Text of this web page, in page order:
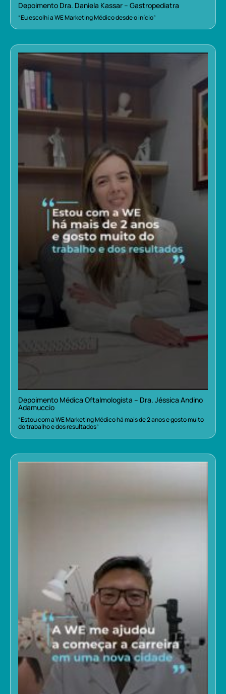
Depoimento Dra. Daniela Kassar – Gastropediatra
“Eu escolhi a WE Marketing Médico desde o início”
Depoimento Médica Oftalmologista – Dra. Jéssica Andino
Adamuccio
“Estou com a WE Marketing Médico há mais de 2 anos e gosto muito
do trabalho e dos resultados”